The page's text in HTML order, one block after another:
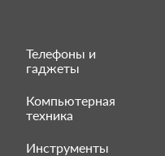
Телефоны и
гаджеты
Компьютерная
техника
Инструменты